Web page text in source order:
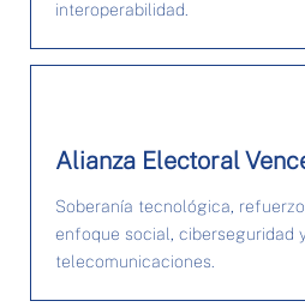
interoperabilidad.
Alianza Electoral
Soberanía tecnológica,
enfoque social, ciberseguridad
telecomunicaciones.